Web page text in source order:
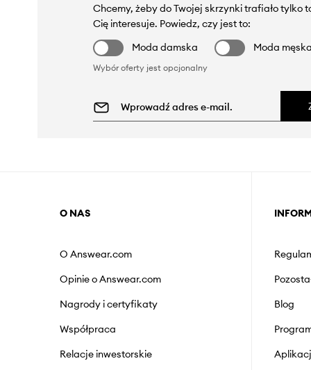
Chcemy, żeby do Twojej skrzynki trafiało tylko
Cię interesuje. Powiedz, czy jest to:
Moda damska
Moda
Wybór oferty jest opcjonalny
O NAS
O Answear.com
Opinie o Answear.com
Nagrody i certyfikaty
Współpraca
Relacje inwestorskie
Blog